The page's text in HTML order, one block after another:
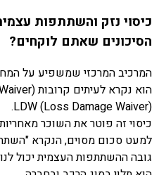
הסיכונים שאתם לוקחים?
המרכיב המרכזי שמשפיע על
LDW (Loss Damage Waiver).
כיסוי זה פוטר את השוכר
למעט סכום מסוים, הנקרא
גובה ההשתתפות העצמית יכול